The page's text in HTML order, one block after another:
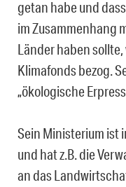
getan habe und
im Zusammenhang
Länder haben
Klimafonds bezog.
„ökologische
Sein Ministerium ist
und hat z.B. die
an das